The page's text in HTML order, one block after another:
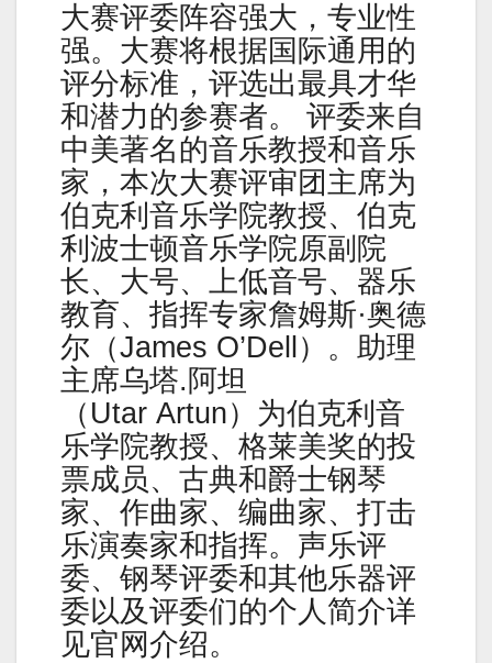
大赛评委阵容强大，专业性
强。大赛将根据国际通用的
评分标准，评选出最具才华
和潜力的参赛者。 评委来自
中美著名的音乐教授和音乐
家，本次大赛评审团主席为
伯克利音乐学院教授、伯克
利波士顿音乐学院原副院
长、大号、上低音号、器乐
教育、指挥专家詹姆斯·奥德
尔（James O’Dell）。助理
主席乌塔.阿坦
（Utar Artun）为伯克利音
乐学院教授、格莱美奖的投
票成员、古典和爵士钢琴
家、作曲家、编曲家、打击
乐演奏家和指挥。声乐评
委、钢琴评委和其他乐器评
委以及评委们的个人简介详
见官网介绍。